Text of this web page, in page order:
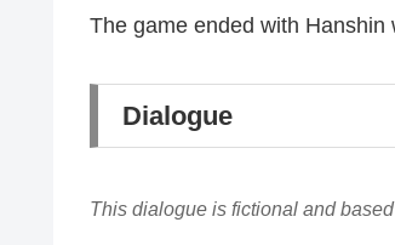
The game ended with
Dialogue
This dialogue is fictional and